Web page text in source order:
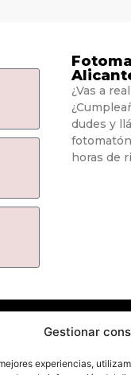
Gestionar
experiencias,
¿Vas a
dudes y
horas de
En